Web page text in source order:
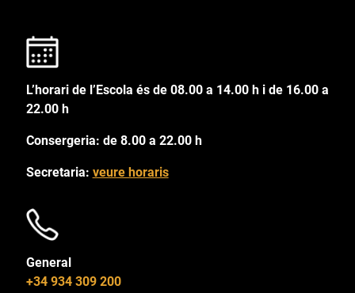
L’horari de l’Escola és de 08.00 a 14.00 h i de 16.00 a
22.00 h
Consergeria: de 8.00 a 22.00 h
Secretaria: veure horaris
General
+34 934 309 200